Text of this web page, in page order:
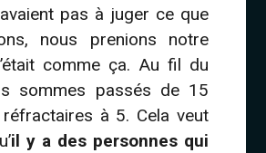
pas à juger ce que
nous prenions notre
comme ça. Au fil du
sommes passés de 15
à 5. Cela veut
il y a des personnes qui